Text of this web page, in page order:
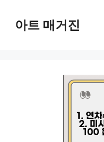
아트 매거진